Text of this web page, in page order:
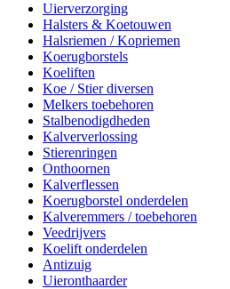
Uierverzorging
Halsters & Koetouwen
Halsriemen / Kopriemen
Koerugborstels
Koeliften
Koe / Stier diversen
Melkers toebehoren
Stalbenodigdheden
Kalververlossing
Stierenringen
Onthoornen
Kalverflessen
Koerugborstel onderdelen
Kalveremmers / toebehoren
Veedrijvers
Koelift onderdelen
Antizuig
Uieronthaarder